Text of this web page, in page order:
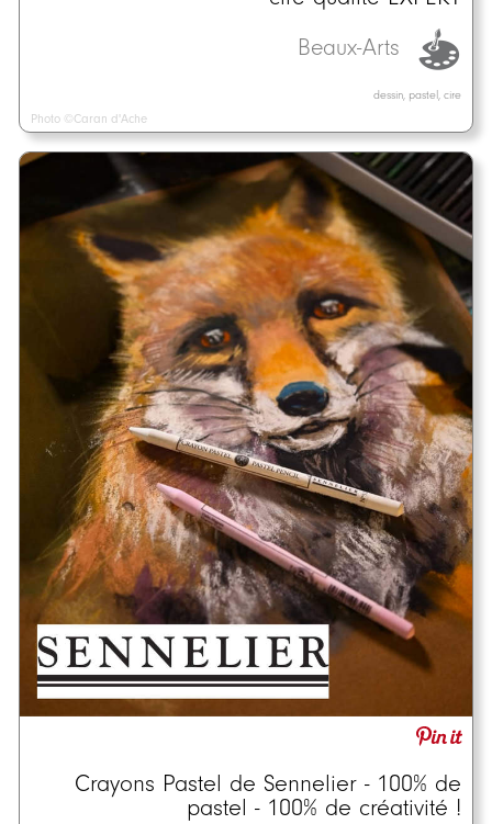
Beaux-Arts
dessin, pastel, cire
Photo ©Caran d'Ache
Crayons Pastel de Sennelier - 100% de
pastel - 100% de créativité !